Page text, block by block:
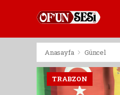
Anasayfa Güncel
TRABZON